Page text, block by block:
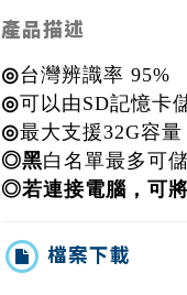
產品描述
◎台灣辨識率 95%
◎可以由SD記憶卡
◎最大支援32G容量
◎黑白名單最多可
◎若連接電腦，可
檔案下載